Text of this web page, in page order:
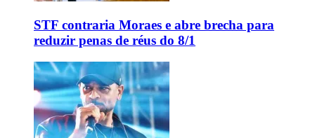
STF contraria Moraes e abre brecha para
reduzir penas de réus do 8/1